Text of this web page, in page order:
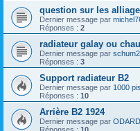
question sur les
Dernier message par
Réponses : 2
radiateur galay ou
Dernier message par
Réponses : 3
Support radiateur B2
Dernier message par 1000
Réponses : 10
Arrière B2 1924
Dernier message par ODARD